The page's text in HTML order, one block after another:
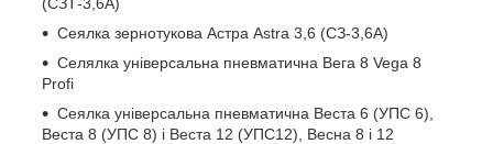
Сеялка зернотукова Астра Astra 3,6 (СЗ-3,6А)
Селялка універсальна пневматична Вега 8 Vega 8
Profi
Сеялка універсальна пневматична Веста 6 (УПС 6),
Веста 8 (УПС 8) і Веста 12 (УПС12), Весна 8 і 12